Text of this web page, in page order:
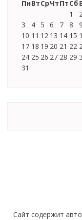
ПнВтСрЧтПтСб
1
3
4 5 6 7 8
9
10 11 12 13 14 15
17 18 19 20 21 22
24 25 26 27 28 29
31
Сайт содержит